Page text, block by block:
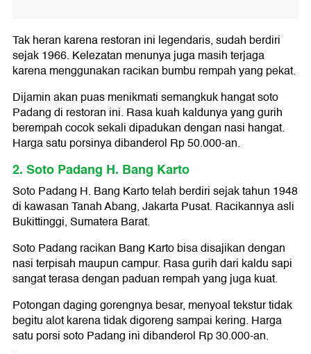
Tak heran karena restoran ini legendaris, sudah berdiri
sejak 1966. Kelezatan menunya juga masih terjaga
karena menggunakan racikan bumbu rempah yang pekat.
Dijamin akan puas menikmati semangkuk hangat soto
Padang di restoran ini. Rasa kuah kaldunya yang gurih
berempah cocok sekali dipadukan dengan nasi hangat.
Harga satu porsinya dibanderol Rp 50.000-an.
2. Soto Padang H. Bang Karto
Soto Padang H. Bang Karto telah berdiri sejak tahun 1948
di kawasan Tanah Abang, Jakarta Pusat. Racikannya asli
Bukittinggi, Sumatera Barat.
Soto Padang racikan Bang Karto bisa disajikan dengan
nasi terpisah maupun campur. Rasa gurih dari kaldu sapi
sangat terasa dengan paduan rempah yang juga kuat.
Potongan daging gorengnya besar, menyoal tekstur tidak
begitu alot karena tidak digoreng sampai kering. Harga
satu porsi soto Padang ini dibanderol Rp 30.000-an.